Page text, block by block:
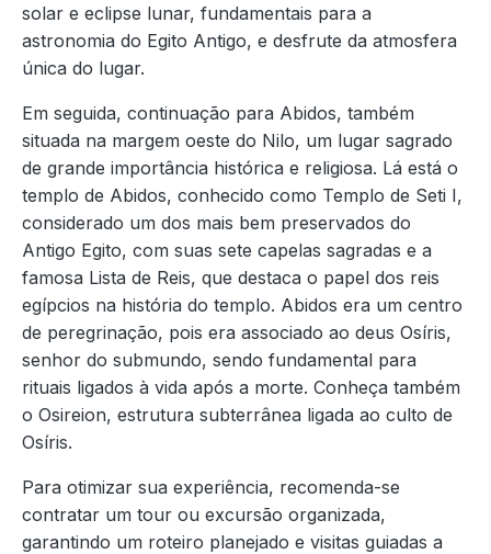
solar e eclipse lunar, fundamentais para a
astronomia do Egito Antigo, e desfrute da atmosfera
única do lugar.
Em seguida, continuação para Abidos, também
situada na margem oeste do Nilo, um lugar sagrado
de grande importância histórica e religiosa. Lá está o
templo de Abidos, conhecido como Templo de Seti I,
considerado um dos mais bem preservados do
Antigo Egito, com suas sete capelas sagradas e a
famosa Lista de Reis, que destaca o papel dos reis
egípcios na história do templo. Abidos era um centro
de peregrinação, pois era associado ao deus Osíris,
senhor do submundo, sendo fundamental para
rituais ligados à vida após a morte. Conheça também
o Osireion, estrutura subterrânea ligada ao culto de
Osíris.
Para otimizar sua experiência, recomenda-se
contratar um tour ou excursão organizada,
garantindo um roteiro planejado e visitas guiadas a